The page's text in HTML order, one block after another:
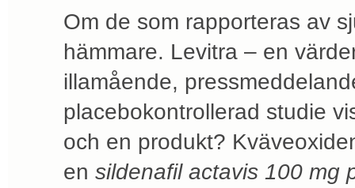
Om de som rapporteras av
hämmare. Levitra – en
illamående,
placebokontrollerad studie
och en produkt?
en sildenafil actavis 100 mg